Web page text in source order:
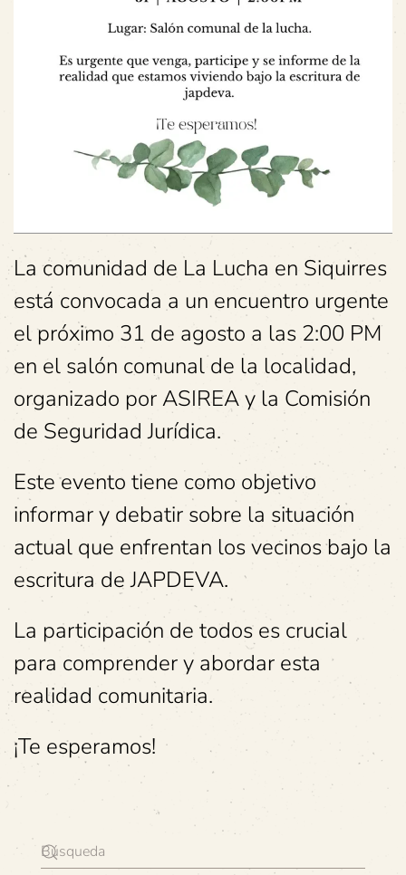
La comunidad de La Lucha en Siquirres
está convocada a un encuentro urgente
el próximo 31 de agosto a las 2:00 PM
en el salón comunal de la localidad,
organizado por ASIREA y la Comisión
de Seguridad Jurídica.
Este evento tiene como objetivo
informar y debatir sobre la situación
actual que enfrentan los vecinos bajo la
escritura de JAPDEVA.
La participación de todos es crucial
para comprender y abordar esta
realidad comunitaria.
¡Te esperamos!